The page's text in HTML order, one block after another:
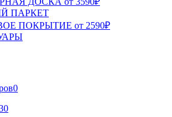
ПАРКЕТ
ПОКРЫТИЕ от 2590₽
0